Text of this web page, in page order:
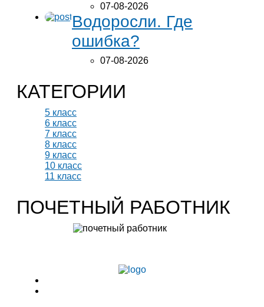
07-08-2026
Водоросли. Где
ошибка?
07-08-2026
КАТЕГОРИИ
5 класс
6 класс
7 класс
8 класс
9 класс
10 класс
11 класс
ПОЧЕТНЫЙ РАБОТНИК